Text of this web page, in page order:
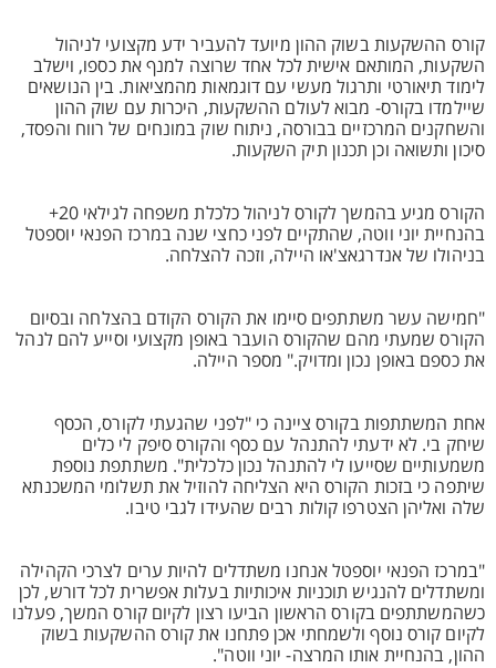
קורס ההשקעות בשוק ההון מיועד להעביר ידע מקצועי לניהול
השקעות, המותאם אישית לכל אחד שרוצה למנף את כספו, וישלב
לימוד תיאורטי ותרגול מעשי עם דוגמאות מהמציאות. בין הנושאים
שיילמדו בקורס- מבוא לעולם ההשקעות, היכרות עם שוק ההון
והשחקנים המרכזיים בבורסה, ניתוח שוק במונחים של רווח והפסד,
סיכון ותשואה וכן תכנון תיק השקעות.
הקורס מגיע בהמשך לקורס לניהול כלכלת משפחה לגילאי 20+
בהנחיית יוני ווטה, שהתקיים לפני כחצי שנה במרכז הפנאי יוספטל
בניהולו של אנדרגאצ'או היילה, וזכה להצלחה.
"חמישה עשר משתתפים סיימו את הקורס הקודם בהצלחה ובסיום
הקורס שמעתי מהם שהקורס הועבר באופן מקצועי וסייע להם לנהל
את כספם באופן נכון ומדויק." מספר היילה.
אחת המשתתפות בקורס ציינה כי "לפני שהגעתי לקורס, הכסף
שיחק בי. לא ידעתי להתנהל עם כסף והקורס סיפק לי כלים
משמעותיים שסייעו לי להתנהל נכון כלכלית". משתתפת נוספת
שיתפה כי בזכות הקורס היא הצליחה להוזיל את תשלומי המשכנתא
שלה ואליהן הצטרפו קולות רבים שהעידו לגבי טיבו.
"במרכז הפנאי יוספטל אנחנו משתדלים להיות ערים לצרכי הקהילה
ומשתדלים להנגיש תוכניות איכותיות בעלות אפשרית לכל דורש, לכן
כשהמשתתפים בקורס הראשון הביעו רצון לקיום קורס המשך, פעלנו
לקיום קורס נוסף ולשמחתי אכן פתחנו את קורס ההשקעות בשוק
ההון, בהנחיית אותו המרצה- יוני ווטה".